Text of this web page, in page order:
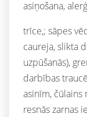
asiņošana,
trīce,; sāpes
caureja, slikta
uzpūšanās),
darbības
asinīm, čūlains
resnās zarnas